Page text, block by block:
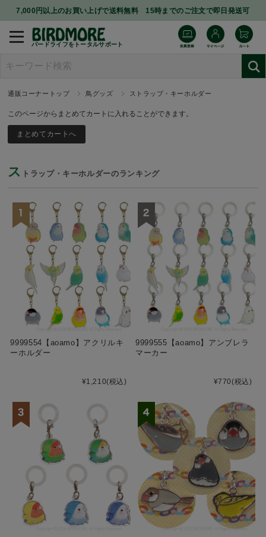
7,000円以上のお買い上げで送料無料 15時までのご注文で即日発送可
バードライフをトータルサポート
通販コーナートップ 鳥グッズ ストラップ・キーホルダー
このページからまとめてカートに入れることができます。
ス トラップ・キーホルダーのランキング
9999554【aoamo】アクリルキ
ーホルダー
¥1,210(税込)
9999555【aoamo】アンブレラ
マーカー
¥770(税込)